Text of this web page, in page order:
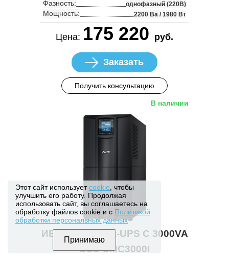
Фазность: однофазный (220В)
Мощность: 2200 Ва / 1980 Вт
Цена: 175 220 руб.
Заказать
Получить консультацию
В наличии
ИБП APC Smart-UPS C 3000VA
LCD SMC3000I
Этот сайт используетcookie , чтобы
улучшить его работу. Продолжая
использовать сайт, вы соглашаетесь на
обработку файлов cookie и с Политикой
обработки персональных данных